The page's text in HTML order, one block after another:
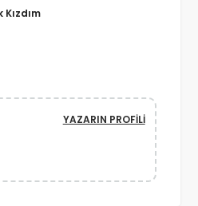
Kızdım
YAZARIN PROFILI